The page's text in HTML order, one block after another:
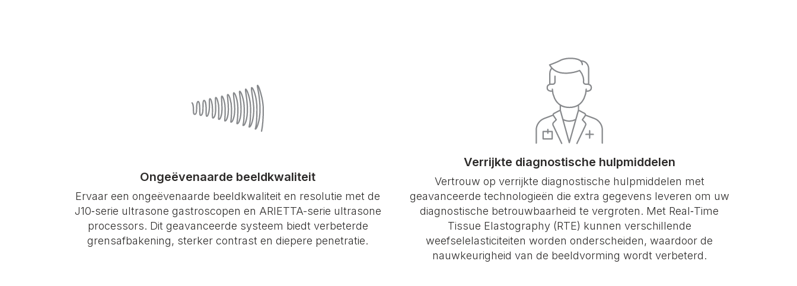
Ongeëvenaarde beeldkwaliteit
Ervaar een ongeëvenaarde beeldkwaliteit en resolutie met de
J10‑serie ultrasone gastroscopen en ARIETTA-serie ultrasone
processors. Dit geavanceerde systeem biedt verbeterde
grensafbakening, sterker contrast en diepere penetratie.
Verrijkte diagnostische hulpmiddelen
Vertrouw op verrijkte diagnostische hulpmiddelen met
geavanceerde technologieën die extra gegevens leveren om uw
diagnostische betrouwbaarheid te vergroten. Met Real‑Time
Tissue Elastography (RTE) kunnen verschillende
weefselelasticiteiten worden onderscheiden, waardoor de
nauwkeurigheid van de beeldvorming wordt verbeterd.